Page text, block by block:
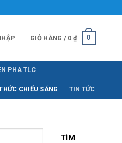
GIỎ HÀNG / 0 ₫ 0
PHA TLC
CHIẾU SÁNG TIN TỨC
TÌM